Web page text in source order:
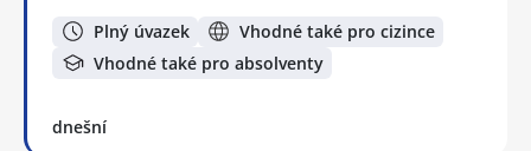
Plný úvazek
Vhodné také pro cizince
Vhodné také pro absolventy
dnešní